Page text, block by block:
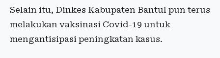
Selain itu, Dinkes Kabupaten Bantul pun terus
melakukan vaksinasi Covid-19 untuk
mengantisipasi peningkatan kasus.